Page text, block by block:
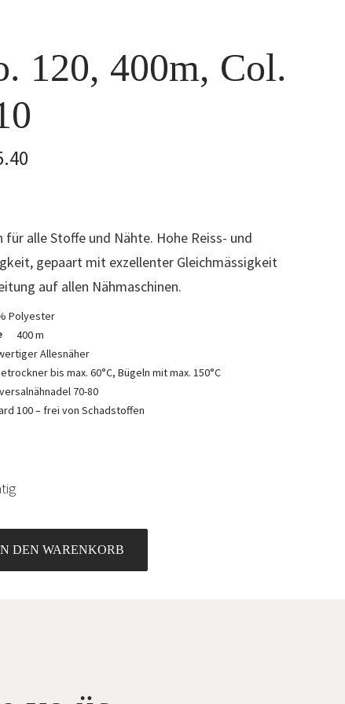
120, 400m, Col.
alle Stoffe und Nähte. Hohe Reiss- und
gepaart mit exzellenter Gleichmässigkeit
auf allen Nähmaschinen.
Polyester
400 m
Allesnäher
bis max. 60°C, Bügeln mit max. 150°C
70-80
100 – frei von Schadstoffen
DEN WARENKORB